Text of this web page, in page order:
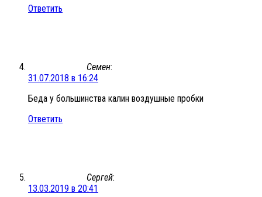
Ответить
Семен:
31.07.2018 в 16:24
Беда у большинства калин воздушные пробки
Ответить
Сергей:
13.03.2019 в 20:41